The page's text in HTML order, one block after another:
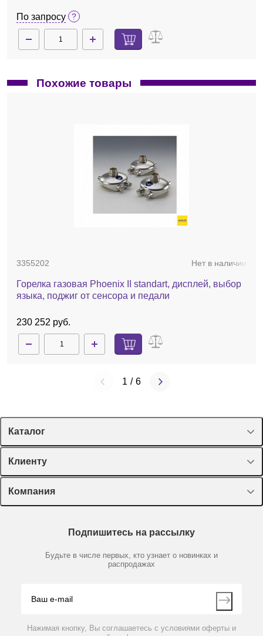
По запросу
Похожие товары
3355202 Нет в наличии
Горелка газовая Phoenix II standart, дисплей, выбор
языка, поджиг от сенсора и педали
230 252 руб.
1 / 6
Каталог
Спецпредложения
Оборудование, приборы
Пластик, стекло, принадлежности
Химические реактивы, препараты, наборы
Производители
Клиенту
Лекторий Диаэм
Доставка и оплата
Мобильное приложение
Компания
Партнеры
Контакты
Подпишитесь на рассылку
Будьте в числе первых, кто узнает о новинках и
распродажах
Нажимая кнопку, Вы соглашаетесь с условиями оферты и